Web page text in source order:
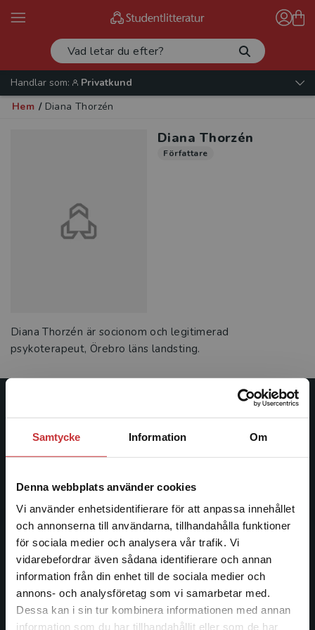
Samtycke Information Om
Denna webbplats använder cookies
Vi använder enhetsidentifierare för att anpassa innehållet
och annonserna till användarna, tillhandahålla funktioner
för sociala medier och analysera vår trafik. Vi
vidarebefordrar även sådana identifierare och annan
information från din enhet till de sociala medier och
annons- och analysföretag som vi samarbetar med.
Dessa kan i sin tur kombinera informationen med annan
information som du har tillhandahållit eller som de har
Begränsad fraktregion
Handlar som:
Privatkund
Hem / Diana Thorzén
Diana Thorzén
Författare
Diana Thorzén är socionom och legitimerad
psykoterapeut, Örebro läns landsting.
Studentlitteratur
Studentlitteratur grundades 1963 och är idag Sveriges
facklitteratur, utbildningar och digitala
informationstjänster i utbudet, finns Studentlitteratur med
längs hela kunskapsresan.
Kontakta oss
Kontakta oss
046-31 20 00